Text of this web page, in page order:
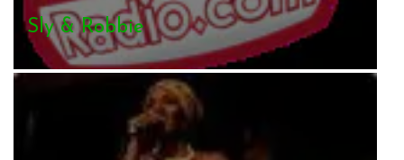
Sly & Robbie